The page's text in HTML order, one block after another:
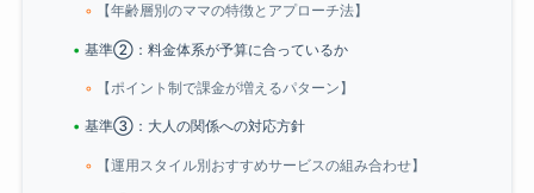
【年齢層別のママの特徴とアプローチ法】
基準②：料金体系が予算に合っているか
【ポイント制で課金が増えるパターン】
基準③：大人の関係への対応方針
【運用スタイル別おすすめサービスの組み合わせ】